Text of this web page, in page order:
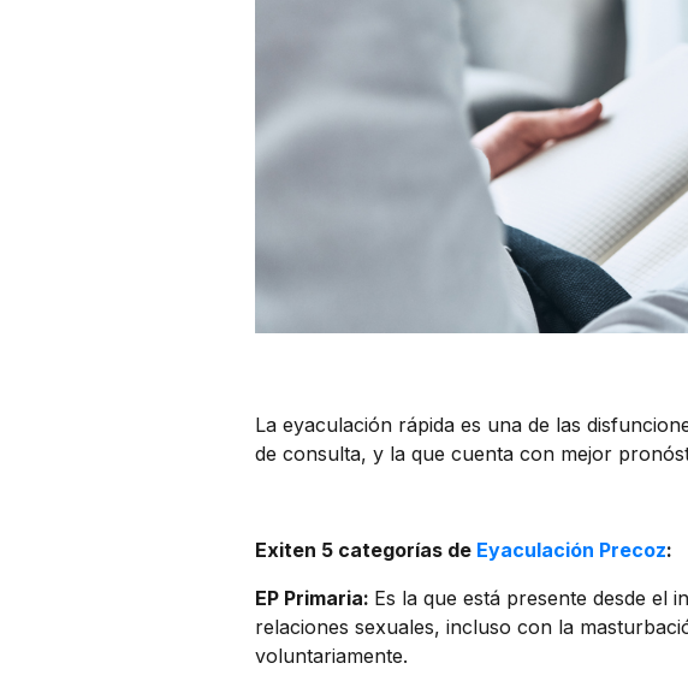
La eyaculación rápida es una de las
de consulta, y la que cuenta con mejor
Exiten 5 categorías de Eyaculación Precoz:
EP Primaria: Es la que está presente desde el
relaciones sexuales, incluso con la
voluntariamente.